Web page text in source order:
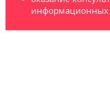
информационных